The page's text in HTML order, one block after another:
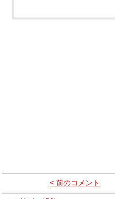
< 前のコメント